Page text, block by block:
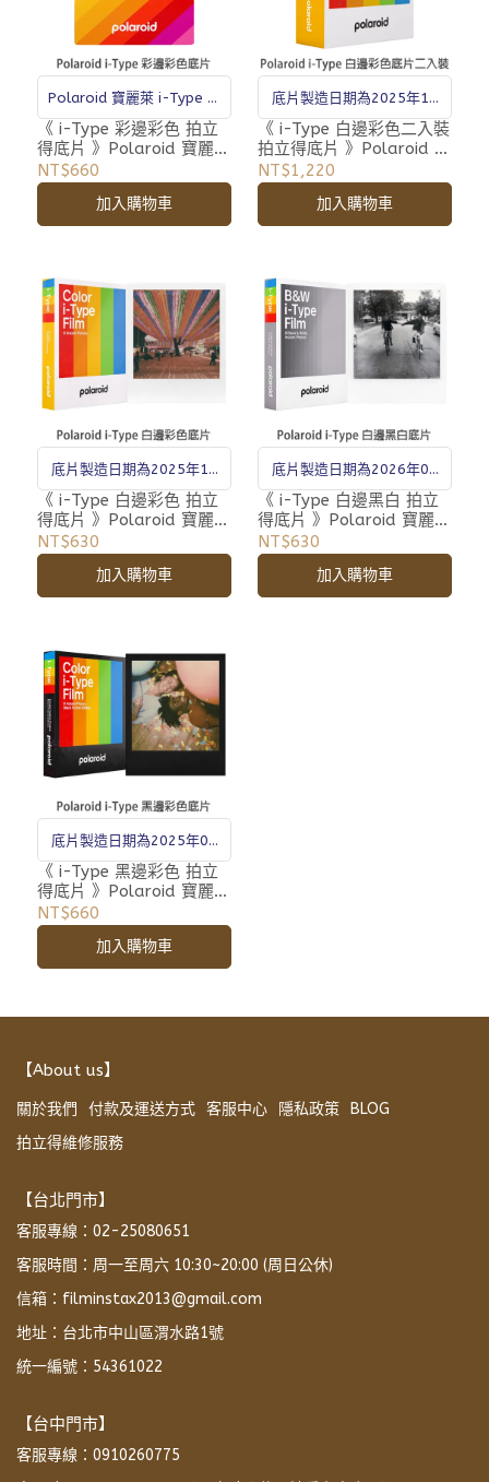
Polaroid 寶麗萊 i-Type 相
紙
《 i-Type 彩邊彩色 拍立
得底片 》Polaroid 寶麗萊
i Type 系列專用 相紙 新款
NT$660
加入購物車
底片製造日期為2025年10
月
《 i-Type 白邊彩色二入裝
拍立得底片 》Polaroid 寶
麗萊 Originals i Type 系
列專用 相紙
NT$1,220
加入購物車
底片製造日期為2025年11
月
《 i-Type 白邊彩色 拍立
得底片 》Polaroid 寶麗萊
Originals i Type 系列專用
相紙 新款
NT$630
加入購物車
底片製造日期為2026年01
月
《 i-Type 白邊黑白 拍立
得底片 》Polaroid 寶麗萊
Originals i Type 系列專用
相紙 新款
NT$630
加入購物車
底片製造日期為2025年06
月
《 i-Type 黑邊彩色 拍立
得底片 》Polaroid 寶麗萊
i Type 系列專用 相紙 新款
NT$660
加入購物車
【About us】
關於我們 付款及運送方式 客服中心 隱私政策
BLOG
拍立得維修服務
【台北門市】
客服專線：02-25080651
客服時間：周一至周六 10:30~20:00 (周日公休)
信箱：filminstax2013@gmail.com
地址：台北市中山區渭水路1號
統一編號：54361022
【台中門市】
客服專線：0910260775